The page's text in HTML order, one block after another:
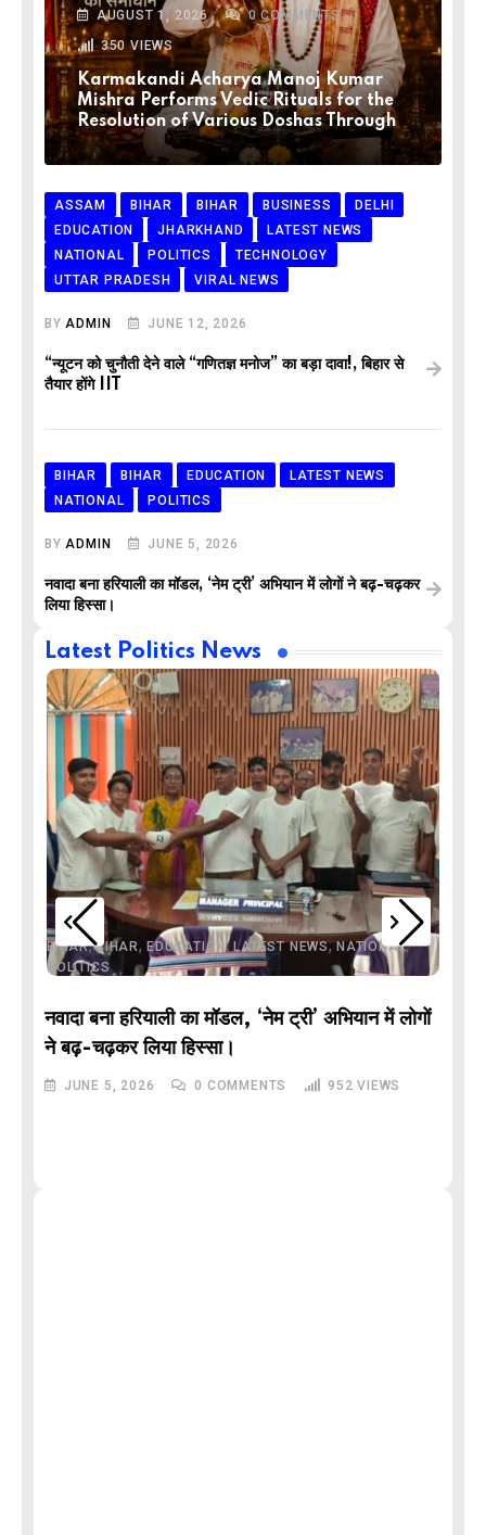
AUGUST 1, 2026 0COMMENTS
350VIEWS
Karmakandi Acharya Manoj Kumar
Mishra Performs Vedic Rituals for the
Resolution of Various Doshas Through
ASSAM BIHAR BIHAR BUSINESS
DELHI
EDUCATION
JHARKHAND
LATEST NEWS
NATIONAL
POLITICS
TECHNOLOGY
UTTAR PRADESH
VIRAL NEWS
BYADMIN JUNE 12, 2026
“न्यूटन को चुनौती देने वाले “गणितज्ञ मनोज” का बड़ा दावा!, बिहार से
तैयार होंगे IIT
BIHAR BIHAR EDUCATION
LATEST NEWS
NATIONAL
POLITICS
BYADMIN JUNE 5, 2026
नवादा बना हरियाली का मॉडल, ‘नेम ट्री’ अभियान में लोगों ने बढ़-चढ़कर
लिया हिस्सा।
Latest Politics News
BIHAR,BIHAR, EDUCATION,LATEST NEWS,NATIONAL,
POLITICS
नवादा बना हरियाली का मॉडल, ‘नेम ट्री’ अभियान में लोगों
ने बढ़-चढ़कर लिया हिस्सा।
JUNE 5, 2026 0 COMMENTS 952 VIEWS